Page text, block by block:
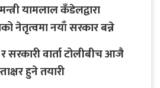
यामलाल कँडेलद्वारा
नेतृत्वमा नयाँ सरकार बन्ने
सरकारी वार्ता टोलीबीच आजै
हुने तयारी